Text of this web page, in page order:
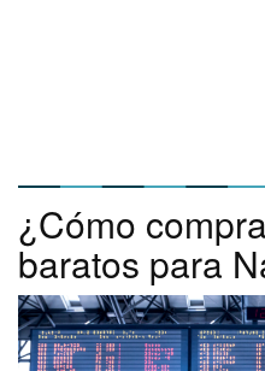
¿Cómo
baratos para